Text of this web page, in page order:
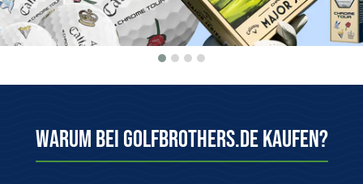
Warum bei Golfbrothers.de kaufen?